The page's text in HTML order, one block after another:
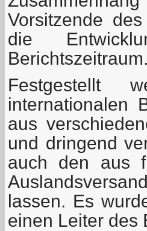
Vorsitzende
die
Berichtszeitraum.
Festgestellt
internationalen
aus
und dringend
auch den aus
lassen. Es
einen Leiter des